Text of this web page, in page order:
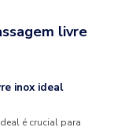
livre
inox ideal
é crucial para